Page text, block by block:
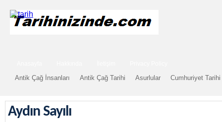
Antik Çağ İnsanları Antik Çağ Tarihi Asurlular Cumhuriyet Tarihi
Aydın Sayılı